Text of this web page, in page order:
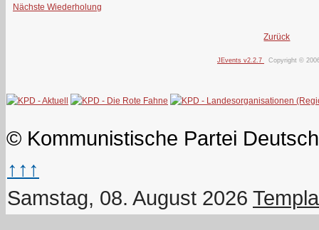
Nächste Wiederholung
Zurück
JEvents v2.2.7 Copyright ©
© Kommunistische Partei
↑↑↑
Samstag, 08. August 2026